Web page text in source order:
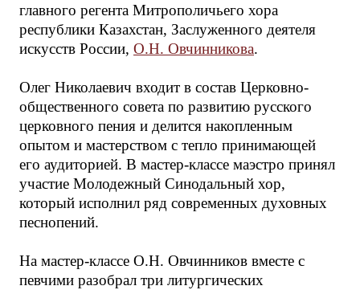
главного регента Митрополичьего хора
республики Казахстан, Заслуженного деятеля
искусств России, О.Н. Овчинникова.
Олег Николаевич входит в состав Церковно-
общественного совета по развитию русского
церковного пения и делится накопленным
опытом и мастерством с тепло принимающей
его аудиторией. В мастер-классе маэстро принял
участие Молодежный Синодальный хор,
который исполнил ряд современных духовных
песнопений.
На мастер-классе О.Н. Овчинников вместе с
певчими разобрал три литургических